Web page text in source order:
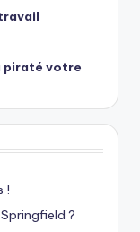
piraté votre
!
?